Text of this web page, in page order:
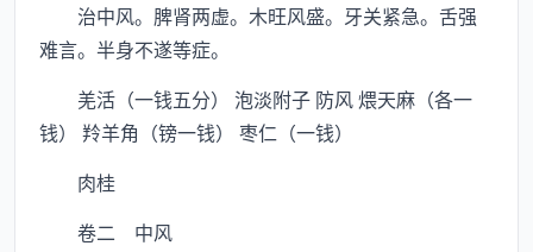
治中风。脾肾两虚。木旺风盛。牙关紧急。舌强
难言。半身不遂等症。
羌活（一钱五分） 泡淡附子 防风 煨天麻（各一
钱） 羚羊角（镑一钱） 枣仁（一钱）
肉桂
卷二 中风